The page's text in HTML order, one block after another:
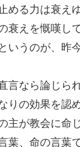
める力は衰え
衰えを慨嘆し
いうのが、昨
言なら論じら
りの効果を認
主が教会に命
葉、命の言葉